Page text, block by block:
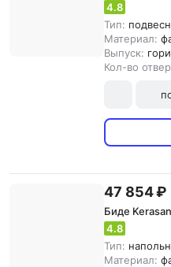
4.8
Тип:
Материал:
Выпуск:
Кол-во
47 854 ₽
Биде
4.8
Тип:
Материал: